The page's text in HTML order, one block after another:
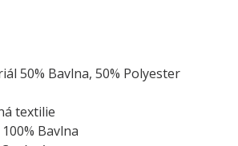
50% Bavlna, 50% Polyester
textilie
Bavlna